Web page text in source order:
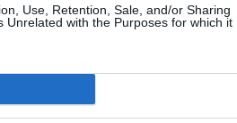
Use, Retention, Sale, and/or Sharing
Unrelated with the Purposes for which it